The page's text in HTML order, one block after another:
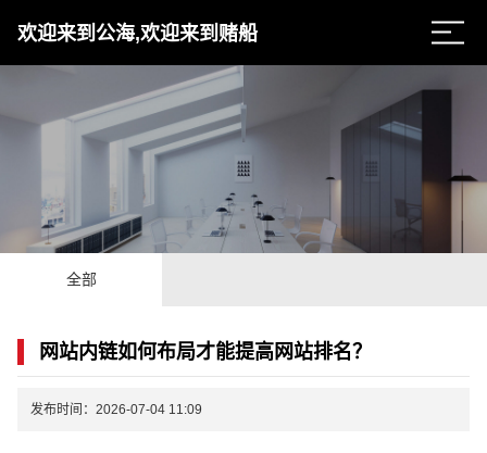
欢迎来到公海,欢迎来到赌船
全部
网站内链如何布局才能提高网站排名？
发布时间：2026-07-04 11:09